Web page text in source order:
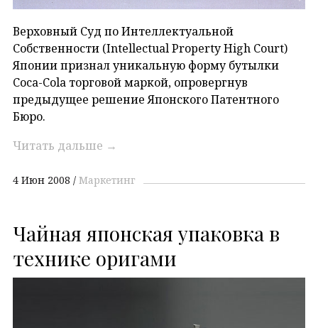
Верховный Суд по Интеллектуальной
Собственности (Intellectual Property High Court)
Японии признал уникальную форму бутылки
Coca-Cola торговой маркой, опровергнув
предыдущее решение Японского Патентного
Бюро.
Читать дальше →
4 Июн 2008 Маркетинг
Чайная японская упаковка в
технике оригами